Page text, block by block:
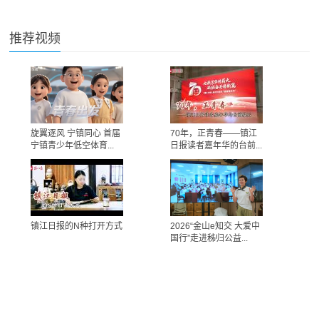
推荐视频
旋翼逐风 宁镇同心 首届
宁镇青少年低空体育...
70年，正青春——镇江
日报读者嘉年华的台前...
镇江日报的N种打开方式
2026“金山e知交 大爱中
国行”走进秭归公益...